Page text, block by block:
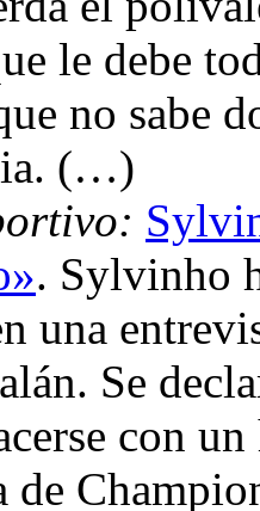
le debe
no sabe
(…)
. Sylvinho
una
Se
con